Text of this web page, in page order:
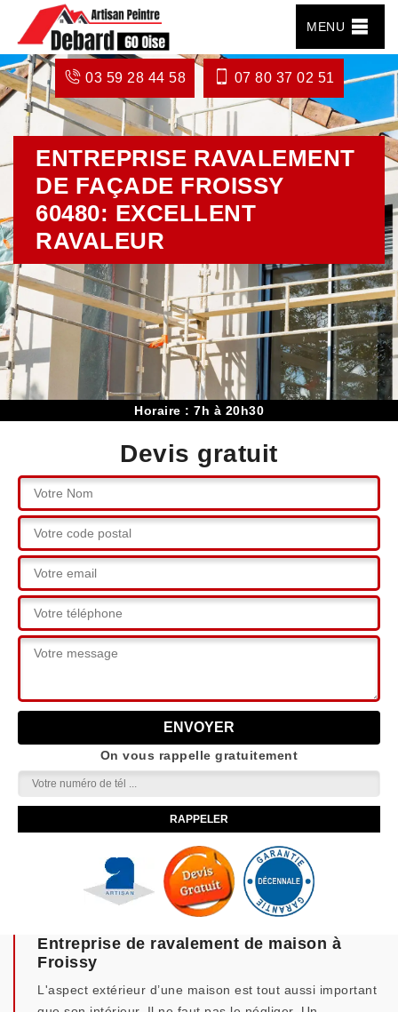
MENU
03 59 28 44 58 07 80 37 02 51
ENTREPRISE RAVALEMENT
DE FAÇADE FROISSY
60480: EXCELLENT
RAVALEUR
Horaire : 7h à 20h30
Devis gratuit
On vous rappelle gratuitement
Entreprise de ravalement de maison à
Froissy
L'aspect extérieur d’une maison est tout aussi important